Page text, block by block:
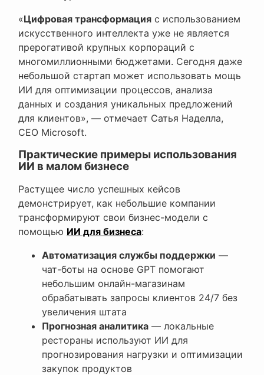
«Цифровая трансформация с использованием
искусственного интеллекта уже не является
прерогативой крупных корпораций с
многомиллионными бюджетами. Сегодня даже
небольшой стартап может использовать мощь
ИИ для оптимизации процессов, анализа
данных и создания уникальных предложений
для клиентов», — отмечает Сатья Наделла,
CEO Microsoft.
Практические примеры использования
ИИ в малом бизнесе
Растущее число успешных кейсов
демонстрирует, как небольшие компании
трансформируют свои бизнес-модели с
помощью ИИ для бизнеса:
Автоматизация службы поддержки —
чат-боты на основе GPT помогают
небольшим онлайн-магазинам
обрабатывать запросы клиентов 24/7 без
увеличения штата
Прогнозная аналитика — локальные
рестораны используют ИИ для
прогнозирования нагрузки и оптимизации
закупок продуктов